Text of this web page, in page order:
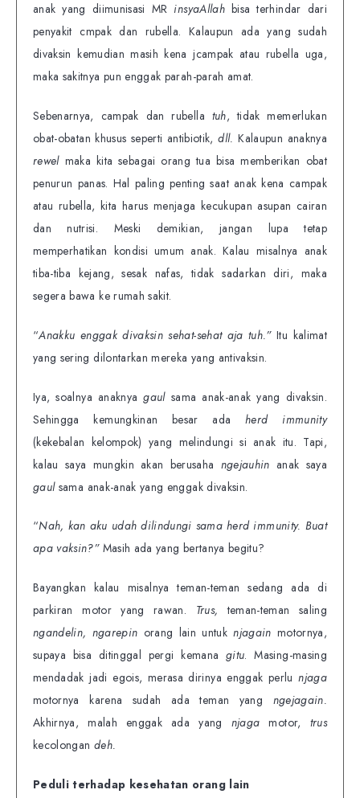
anak yang diimunisasi MR insyaAllahbisa terhindar dari
penyakit cmpak dan rubella. Kalaupun ada yang sudah
divaksin kemudian masih kena jcampak atau rubella uga,
maka sakitnya pun enggak parah-parah amat.
Sebenarnya, campak dan rubella tuh, tidak memerlukan
obat-obatan khusus seperti antibiotik,dll. Kalaupun anaknya
rewelmaka kita sebagai orang tua bisa memberikan obat
penurun panas. Hal paling penting saat anak kena campak
atau rubella, kita harus menjaga kecukupan asupan cairan
dan nutrisi. Meski demikian, jangan lupa tetap
memperhatikan kondisi umum anak. Kalau misalnya anak
tiba-tiba kejang, sesak nafas, tidak sadarkan diri, maka
segera bawa ke rumah sakit.
“Anakku enggak divaksin sehat-sehat aja tuh.”Itu kalimat
yang sering dilontarkan mereka yang antivaksin.
Iya, soalnya anaknyagaulsama anak-anak yang divaksin.
Sehingga kemungkinan besar adaherd immunity
(kekebalan kelompok) yang melindungi si anak itu. Tapi,
kalau saya mungkin akan berusaha ngejauhin anak saya
gaul sama anak-anak yang enggak divaksin.
“Nah, kan aku udah dilindungi sama herd immunity. Buat
apa vaksin?” Masih ada yang bertanya begitu?
Bayangkan kalau misalnya teman-teman sedang ada di
parkiran motor yang rawan. Trus, teman-teman saling
ngandelin, ngarepin orang lain untuknjagain motornya,
supaya bisa ditinggal pergi kemana gitu. Masing-masing
mendadak jadi egois, merasa dirinya enggak perlunjaga
motornya karena sudah ada teman yang ngejagain.
Akhirnya, malah enggak ada yang njagamotor, trus
kecolongan deh.
Peduli terhadap kesehatan orang lain